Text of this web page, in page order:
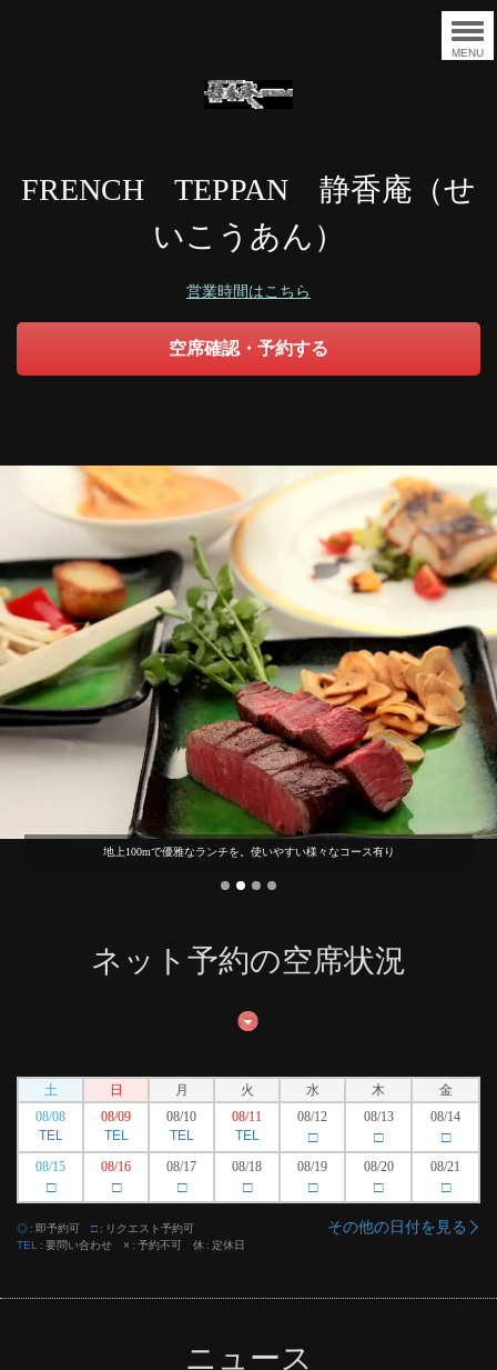
MENU
FRENCH TEPPAN 静香庵（せ
いこうあん）
営業時間はこちら
空席確認・予約する
地上100mで優雅なランチを。使いやすい様々なコース有り
ネット予約の空席状況
土 日 月 火 水 木
金
08/08
TEL
08/09
TEL
08/10
TEL
08/11
TEL
08/12
□
08/13
□
08/14
□
08/15
□
08/16
□
08/17
□
08/18
□
08/19
□
08/20
□
08/21
□
◎ 即予約可 □
リクエスト予約可
TEL
要問い合わせ × 予約不可 休 定休日
その他の日付を見る
ニュース